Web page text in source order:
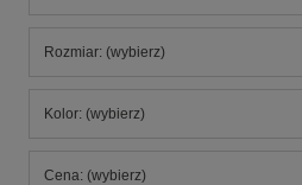
Rozmiar: (wybierz)
Kolor: (wybierz)
Cena: (wybierz)